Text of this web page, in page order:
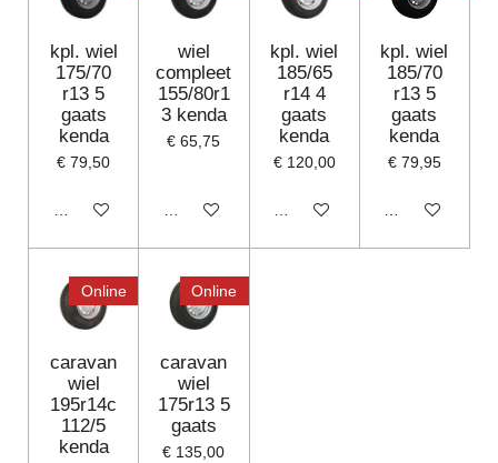
kpl. wiel
175/70
r13 5
gaats
kenda
€ 79,50
In winkelwagen
wiel
compleet
155/80r1
3 kenda
€ 65,75
In winkelwagen
kpl. wiel
185/65
r14 4
gaats
kenda
€ 120,00
In winkelwagen
kpl. wiel
185/70
r13 5
gaats
kenda
€ 79,95
In winkelwagen
Online
caravan
wiel
195r14c
112/5
kenda
Online
caravan
wiel
175r13 5
gaats
€ 135,00